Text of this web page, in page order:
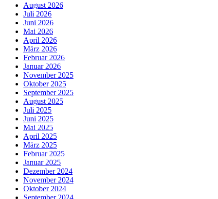
August 2026
Juli 2026
Juni 2026
Mai 2026
April 2026
März 2026
Februar 2026
Januar 2026
November 2025
Oktober 2025
September 2025
August 2025
Juli 2025
Juni 2025
Mai 2025
April 2025
März 2025
Februar 2025
Januar 2025
Dezember 2024
November 2024
Oktober 2024
September 2024